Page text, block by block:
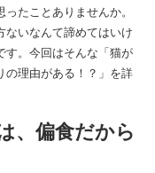
たことありませんか。
ないなんて諦めてはいけ
す。今回はそんな「猫が
の理由がある！？」を詳
、偏食だから